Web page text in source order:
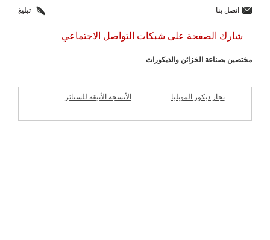
اتصل بنا تبليغ
شارك الصفحة على شبكات التواصل الاجتماعي
مختصين بصناعة الخزائن والديكورات
نجار ديكور الموبليا الأنسجة الأنيقة للستائر